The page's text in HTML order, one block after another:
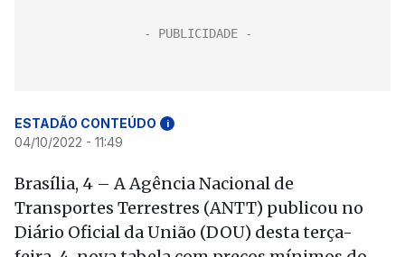
ESTADÃO CONTEÚDO i
04/10/2022 - 11:49
Brasília, 4 – A Agência Nacional de
Transportes Terrestres (ANTT) publicou no
Diário Oficial da União (DOU) desta terça-